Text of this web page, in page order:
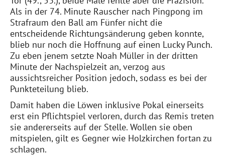
Als in der 74. Minute Rauscher nach Pingpong im
Strafraum den Ball am Fünfer nicht die
entscheidende Richtungsänderung geben konnte,
blieb nur noch die Hoffnung auf einen Lucky Punch.
Zu eben jenem setzte Noah Müller in der dritten
Minute der Nachspielzeit an, verzog aus
aussichtsreicher Position jedoch, sodass es bei der
Punkteteilung blieb.
Damit haben die Löwen inklusive Pokal einerseits
erst ein Pflichtspiel verloren, durch das Remis treten
sie andererseits auf der Stelle. Wollen sie oben
mitspielen, gilt es Gegner wie Holzkirchen fortan zu
schlagen.